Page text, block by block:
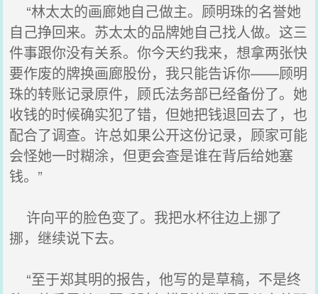
“林太太的画廊她自己做主。顾明珠的名誉她
自己挣回来。苏太太的品牌她自己找人做。这三
件事跟你没有关系。你今天约我来，想拿两张快
要作废的牌换画廊股份，我只能告诉你——顾明
珠的转账记录原件，顾氏法务部已经备份了。她
收钱的时候确实犯了错，但她把钱退回去了，也
配合了调查。许总如果公开这份记录，顾家可能
会怪她一时糊涂，但更会查是谁在背后给她塞
钱。”
许向平的脸色变了。我把水杯往边上挪了
挪，继续说下去。
“至于郑其明的报告，他写的是草稿，不是终